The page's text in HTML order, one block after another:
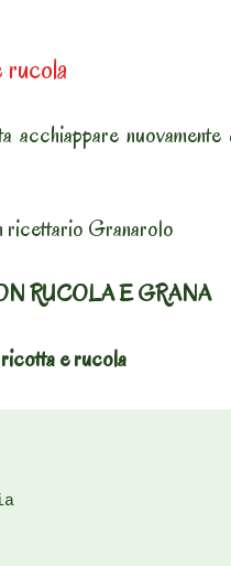
acchiappare nuovamente
ricettario Granarolo
RUCOLA E GRANA
e rucola